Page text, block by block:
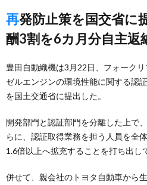
再発防止策を国交省に提出、伊藤社長は報
酬3割を6カ月分自主返
豊田自動織機は3月22日、フォーク
ゼルエンジンの環境性能に関する認
を国土交通省に提出した。
開発部門と認証部門を分離した上で
らに、認証取得業務を担う人員を全
1.6倍以上へ拡充することを打ち出し
併せて、親会社のトヨタ自動車から